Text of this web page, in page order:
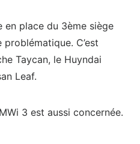
en place du 3ème siège
C’est
Taycan, le Huyndai
Leaf.
3 est aussi concernée.